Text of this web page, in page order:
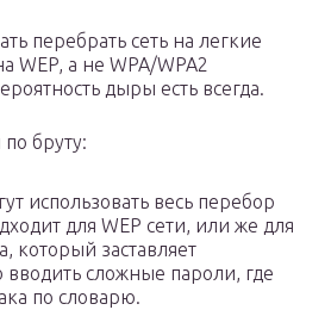
перебрать сеть на легкие
WEP, а не WPA/WPA2
дыры есть всегда.
бруту:
использовать весь перебор
для WEP сети, или же для
который заставляет
вводить сложные пароли, где
по словарю.